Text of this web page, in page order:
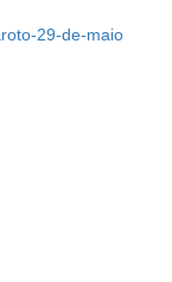
29-de-maio